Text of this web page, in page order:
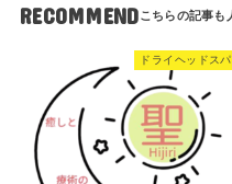
RECOMMEND
ドライヘッドスパ